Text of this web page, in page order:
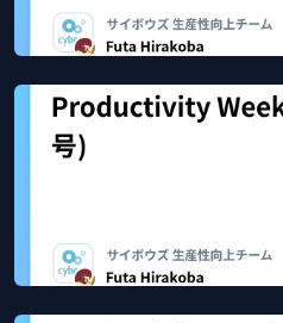
Mar 15, 2023
Zenn